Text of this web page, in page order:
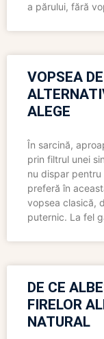
a părului, fără
VOPSEA
ALEGE
În sarcină,
prin filtrul unei
nu dispar
preferă în
vopsea clasică,
puternic. La fel
DE CE
FIRELOR
NATURAL